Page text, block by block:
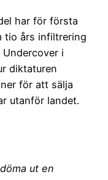
har för första
tio års infiltrering
Undercover i
diktaturen
för att sälja
utanför landet.
ut en